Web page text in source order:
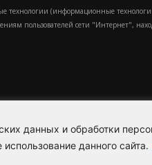
данных и обработки
данного сайта.
(информационные
пользователей сети "Интернет",